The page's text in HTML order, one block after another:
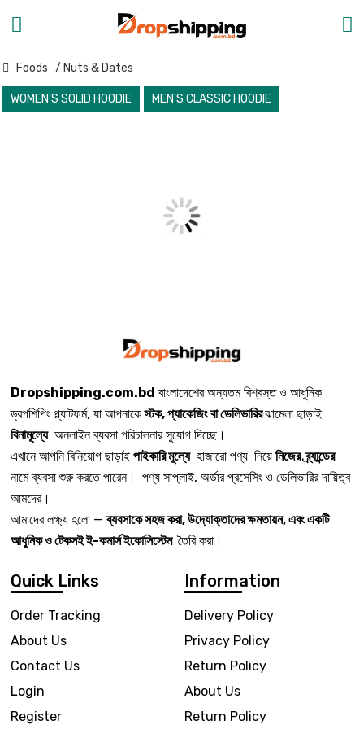
Foods / Nuts & Dates
WOMEN'S SOLID HOODIE MEN'S CLASSIC HOODIE
Dropshipping.com.bd বাংলাদেশের অন্যতম বিশ্বস্ত ও আধুনিক
ড্রপশিপিং প্ল্যাটফর্ম, যা আপনাকেস্টক, প্যাকেজিং বা ডেলিভারিরঝামেলা ছাড়াই
বিনামূল্যেঅনলাইন ব্যবসা পরিচালনার সুযোগ দিচ্ছে।
এখানে আপনি বিনিয়োগ ছাড়াই পাইকারি মূল্যেহাজারো পণ্য নিয়ে নিজের ব্র্যান্ডের
নামে ব্যবসা শুরু করতে পারেন। পণ্য সাপ্লাই, অর্ডার প্রসেসিং ও ডেলিভারির দায়িত্ব
আমদের।
আমাদের লক্ষ্য হলো —ব্যবসাকে সহজ করা, উদ্যোক্তাদের ক্ষমতায়ন, এবং একটি
আধুনিক ও টেকসই ই-কমার্স ইকোসিস্টেম তৈরি করা।
Quick Links
Order Tracking
About Us
Contact Us
Login
Register
Information
Delivery Policy
Privacy Policy
Return Policy
About Us
Return Policy